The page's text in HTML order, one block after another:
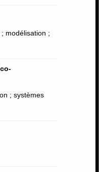
modélisation ;
; systèmes